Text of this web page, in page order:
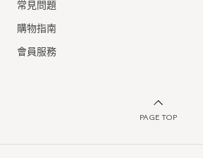
常見問題
購物指南
會員服務
PAGE TOP